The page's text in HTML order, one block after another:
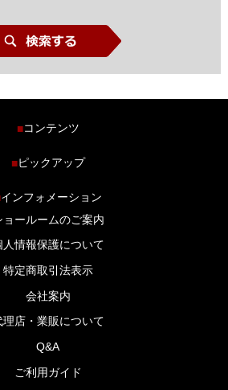
■コンテンツ
商品ラインナップ
ブログ
■ピックアップ
インフォメーション
ョールームのご案内
人情報保護について
特定商取引法表示
会社案内
理店・業販について
Q&A
ご利用ガイド